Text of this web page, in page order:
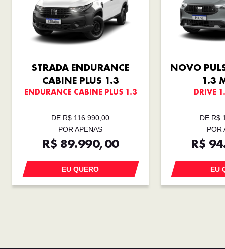
STRADA ENDURANCE
CABINE PLUS 1.3
ENDURANCE CABINE PLUS 1.3
DE R$ 116.990,00
POR APENAS
R$ 89.990,00
EU QUERO
NOVO
1.3
DRIVE
DE R$
POR
R$
EU